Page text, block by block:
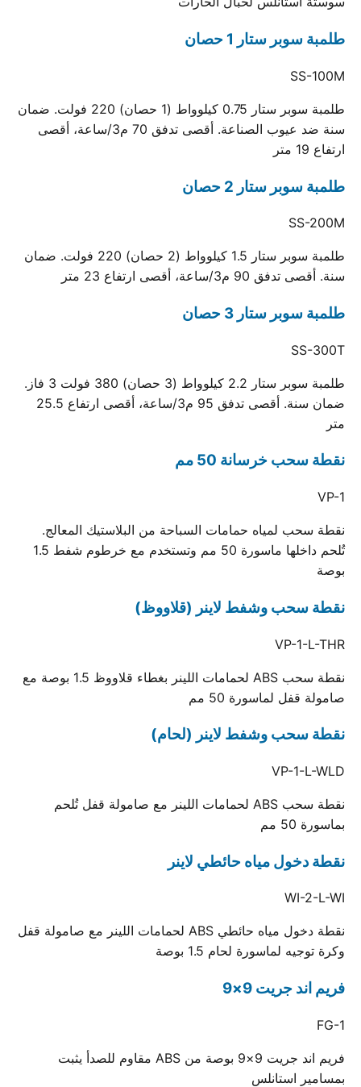
طلمبة سوبر ستار 1 حصان
SS-100M
طلمبة سوبر ستار 0.75 كيلوواط (1 حصان) 220 فولت. ضمان
سنة ضد عيوب الصناعة. أقصى تدفق 70 م3/ساعة، أقصى
ارتفاع 19 متر
طلمبة سوبر ستار 2 حصان
SS-200M
طلمبة سوبر ستار 1.5 كيلوواط (2 حصان) 220 فولت. ضمان
سنة. أقصى تدفق 90 م3/ساعة، أقصى ارتفاع 23 متر
طلمبة سوبر ستار 3 حصان
SS-300T
طلمبة سوبر ستار 2.2 كيلوواط (3 حصان) 380 فولت 3 فاز.
ضمان سنة. أقصى تدفق 95 م3/ساعة، أقصى ارتفاع 25.5
متر
نقطة سحب خرسانة 50 مم
VP-1
نقطة سحب لمياه حمامات السباحة من البلاستيك المعالج.
تُلحم داخلها ماسورة 50 مم وتستخدم مع خرطوم شفط 1.5
بوصة
نقطة سحب وشفط لاينر (قلاووظ)
VP-1-L-THR
نقطة سحب ABS لحمامات اللينر بغطاء قلاووظ 1.5 بوصة مع
صامولة قفل لماسورة 50 مم
نقطة سحب وشفط لاينر (لحام)
VP-1-L-WLD
نقطة سحب ABS لحمامات اللينر مع صامولة قفل تُلحم
بماسورة 50 مم
نقطة دخول مياه حائطي لاينر
WI-2-L-WI
نقطة دخول مياه حائطي ABS لحمامات اللينر مع صامولة قفل
وكرة توجيه لماسورة لحام 1.5 بوصة
فريم اند جريت 9×9
FG-1
فريم اند جريت 9×9 بوصة من ABS مقاوم للصدأ يثبت
بمسامير استانلس